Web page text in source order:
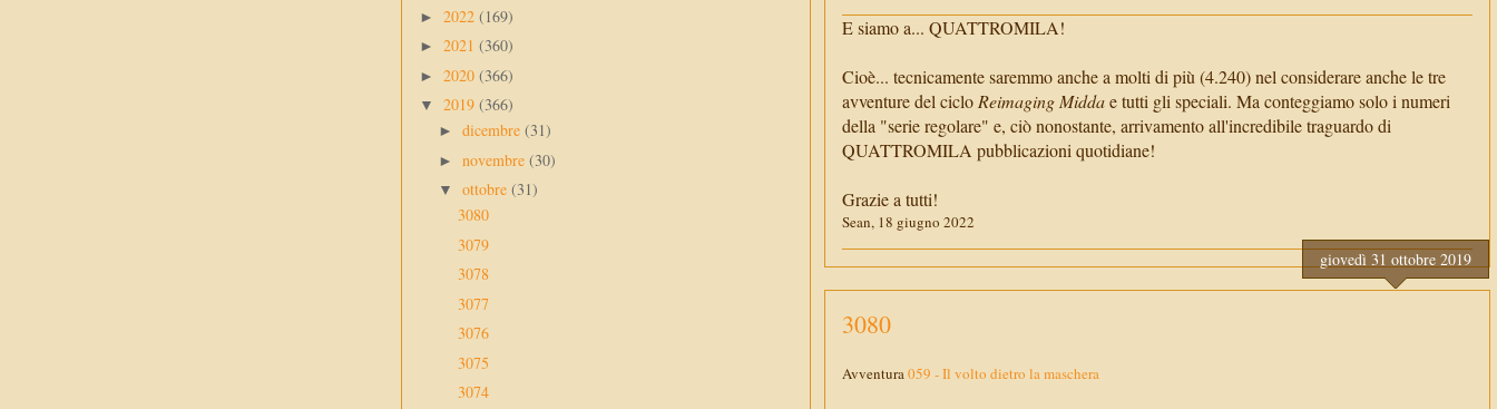
E siamo a... QUATTROMILA!
Cioè... tecnicamente saremmo anche a molti di più (4.240) nel considerare anche le tre
avventure del cicloReimaging Middae tutti gli speciali. Ma conteggiamo solo i numeri
della "serie regolare" e, ciò nonostante, arrivamento all'incredibile traguardo di
QUATTROMILA pubblicazioni quotidiane!
Grazie a tutti!
Sean, 18 giugno 2022
giovedì 31 ottobre 2019
3080
Avventura059 - Il volto dietro la maschera
► 2022 (169)
► 2021 (360)
► 2020 (366)
▼ 2019 (366)
► dicembre (31)
► novembre (30)
▼ ottobre (31)
3080
3079
3078
3077
3076
3075
3074